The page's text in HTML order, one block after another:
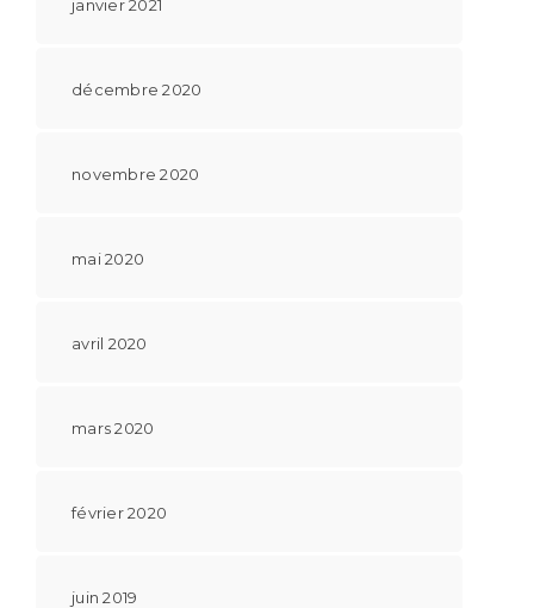
janvier 2021
décembre 2020
novembre 2020
mai 2020
avril 2020
mars 2020
février 2020
juin 2019